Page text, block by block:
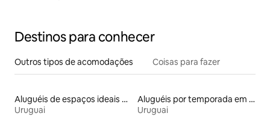
Destinos para conhecer
Outros tipos de acomodações Coisas para fazer
Aluguéis de espaços ideais para famílias
Uruguai
Aluguéis por temporada em hotéis-fazenda
Uruguai